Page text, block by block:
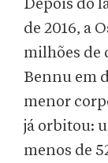
Depois do
de 2016, a
milhões de
Bennu em
menor
já orbitou:
menos de